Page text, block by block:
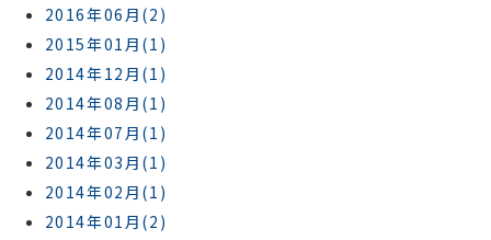
2016年06月(2)
2015年01月(1)
2014年12月(1)
2014年08月(1)
2014年07月(1)
2014年03月(1)
2014年02月(1)
2014年01月(2)